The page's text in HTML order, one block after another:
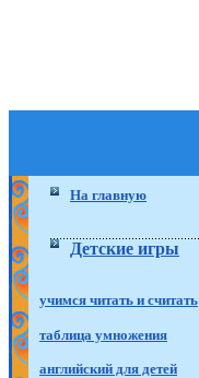
На главную
Детские игры
учимся читать и считать
таблица умножения
английский для детей